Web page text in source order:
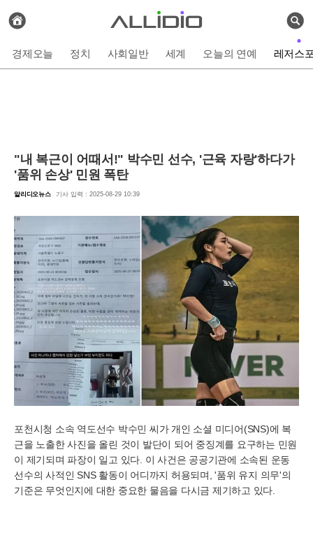
검
색
전
체
사
보
기
경제오늘 정치 사회일반 세계 오늘의 연예 레저스
"내 복근이 어때서!" 박수민 선수, '근육 자랑'하다가
'품위 손상' 민원 폭탄
알리디오뉴스 기사 입력 : 2025-08-29 10:39
포천시청 소속 역도선수 박수민 씨가 개인 소셜 미디어(SNS)에 복
근을 노출한 사진을 올린 것이 발단이 되어 중징계를 요구하는 민원
이 제기되며 파장이 일고 있다. 이 사건은 공공기관에 소속된 운동
선수의 사적인 SNS 활동이 어디까지 허용되며, '품위 유지 의무'의
기준은 무엇인지에 대한 중요한 물음을 다시금 제기하고 있다.